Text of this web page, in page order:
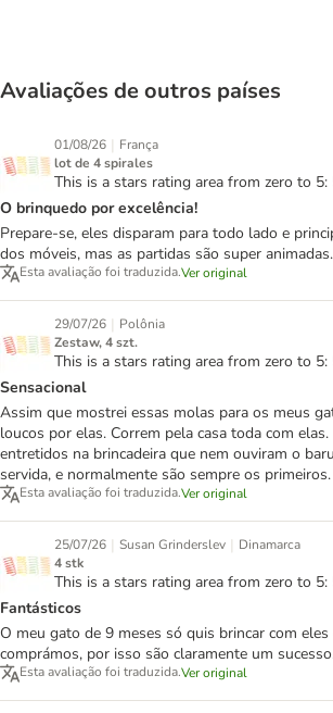
Avaliações de outros países
01/08/26 | França
lot de 4 spirales
This is a stars rating area from zero to 5:
O brinquedo por excelência!
Prepare-se, eles disparam para todo lado e
dos móveis, mas as partidas são super animadas.
Esta avaliação foi traduzida.Ver original
29/07/26 | Polônia
Zestaw, 4 szt.
This is a stars rating area from zero to 5:
Sensacional
Assim que mostrei essas molas para os meus
loucos por elas. Correm pela casa toda com
entretidos na brincadeira que nem ouviram o
servida, e normalmente são sempre os primeiros.
Esta avaliação foi traduzida.Ver original
25/07/26 | Susan Grinderslev | Dinamarca
4 stk
This is a stars rating area from zero to 5:
Fantásticos
O meu gato de 9 meses só quis brincar com eles
comprámos, por isso são claramente um
Esta avaliação foi traduzida.Ver original